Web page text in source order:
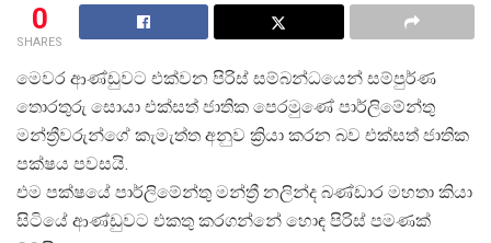
0
SHARES
මෙවර ආණ්ඩුවට එක්වන පිරිස් සම්බන්ධයෙන් සම්පුර්ණ
තොරතුරු සොයා එක්සත් ජාතික පෙරමුණේ පාර්ලිමේන්තු
මන්ත්‍රීවරුන්ගේ කැමැත්ත අනුව ක්‍රියා කරන බව එක්සත් ජාතික
පක්ෂය පවසයි.
එම පක්ෂයේ පාර්ලිමේන්තු මන්ත්‍රී නලින්ද බණ්ඩාර මහතා කියා
සිටියේ ආණ්ඩුවට එකතු කරගන්නේ හොඳ පිරිස් පමණක්